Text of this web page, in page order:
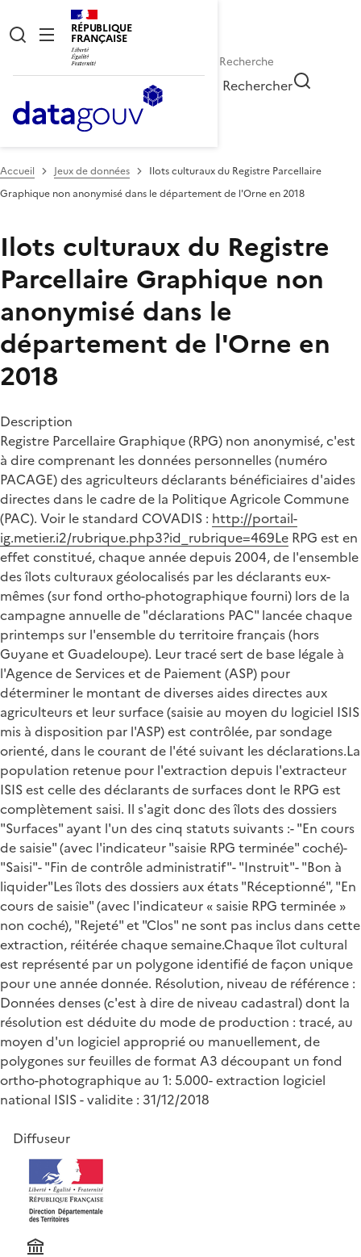
RÉPUBLIQUE
FRANÇAISE
Rechercher
Accueil Jeux de données
Ilots culturaux du Registre Parcellaire
Graphique non anonymisé dans le département de l'Orne en 2018
Ilots culturaux du Registre
Parcellaire Graphique non
anonymisé dans le
département de l'Orne en
2018
Description
Registre Parcellaire Graphique (RPG) non anonymisé, c'est
à dire comprenant les données personnelles (numéro
PACAGE) des agriculteurs déclarants bénéficiaires d'aides
directes dans le cadre de la Politique Agricole Commune
(PAC). Voir le standard COVADIS : http://portail-
ig.metier.i2/rubrique.php3?id_rubrique=469Le RPG est en
effet constitué, chaque année depuis 2004, de l'ensemble
des îlots culturaux géolocalisés par les déclarants eux-
mêmes (sur fond ortho-photographique fourni) lors de la
campagne annuelle de "déclarations PAC" lancée chaque
printemps sur l'ensemble du territoire français (hors
Guyane et Guadeloupe). Leur tracé sert de base légale à
l'Agence de Services et de Paiement (ASP) pour
déterminer le montant de diverses aides directes aux
agriculteurs et leur surface (saisie au moyen du logiciel ISIS
mis à disposition par l'ASP) est contrôlée, par sondage
orienté, dans le courant de l'été suivant les déclarations.La
population retenue pour l'extraction depuis l'extracteur
ISIS est celle des déclarants de surfaces dont le RPG est
complètement saisi. Il s'agit donc des îlots des dossiers
"Surfaces" ayant l'un des cinq statuts suivants :- "En cours
de saisie" (avec l'indicateur "saisie RPG terminée" coché)-
"Saisi"- "Fin de contrôle administratif"- "Instruit"- "Bon à
liquider"Les îlots des dossiers aux états "Réceptionné", "En
cours de saisie" (avec l'indicateur « saisie RPG terminée »
non coché), "Rejeté" et "Clos" ne sont pas inclus dans cette
extraction, réitérée chaque semaine.Chaque îlot cultural
est représenté par un polygone identifié de façon unique
pour une année donnée. Résolution, niveau de référence :
Données denses (c'est à dire de niveau cadastral) dont la
résolution est déduite du mode de production : tracé, au
moyen d'un logiciel approprié ou manuellement, de
polygones sur feuilles de format A3 découpant un fond
ortho-photographique au 1: 5.000- extraction logiciel
national ISIS - validite : 31/12/2018
Diffuseur